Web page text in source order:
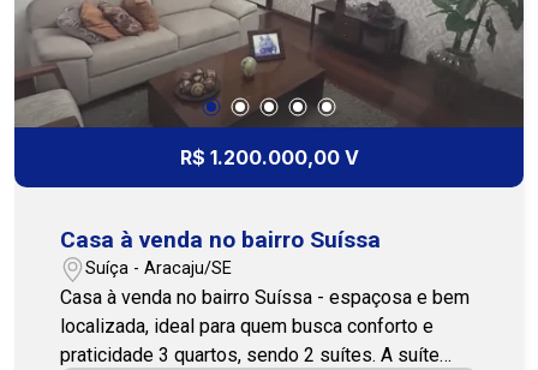
R$ 1.200.000,00 V
Casa à venda no bairro Suíssa
Suíça - Aracaju/SE
Casa à venda no bairro Suíssa - espaçosa e bem
localizada, ideal para quem busca conforto e
praticidade 3 quartos, sendo 2 suítes. A suíte